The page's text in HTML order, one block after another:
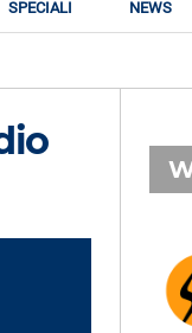
SPECIALI NEWS